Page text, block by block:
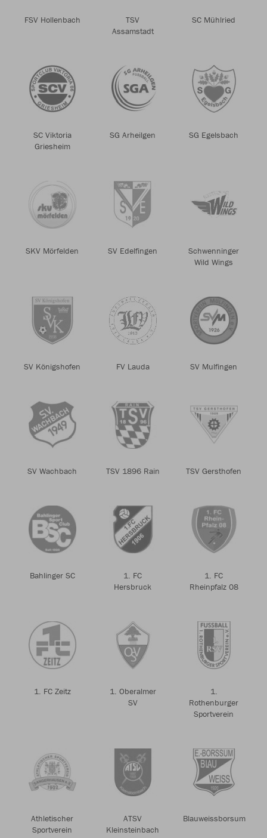
FSV Hollenbach
TSV
Assamstadt
SC Mühlried
SC Viktoria
Griesheim
SG Arheilgen SG Egelsbach
SKV Mörfelden SV Edelfingen
Schwenninger
Wild Wings
SV Königshofen FV Lauda SV Mulfingen
SV Wachbach TSV 1896 Rain TSV Gersthofen
Bahlinger SC
1. FC
Hersbruck
1. FC
Rheinpfalz 08
1. FC Zeitz
1. Oberalmer
SV
1.
Rothenburger
Sportverein
Athletischer
Sportverein
ATSV
Kleinsteinbach
Blauweissborsum